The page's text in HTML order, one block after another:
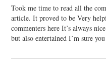
Took me time to read all the
article. It proved to be Very
commenters here It’s always
but also entertained I’m sure